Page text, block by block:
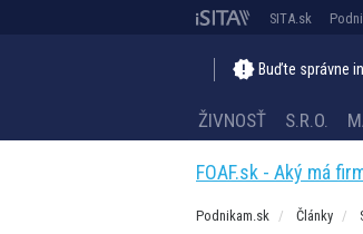
SITA.sk
Buďte správne
ŽIVNOSŤ S.R.O.
FOAF.sk - Aký má
Podnikam.sk Články